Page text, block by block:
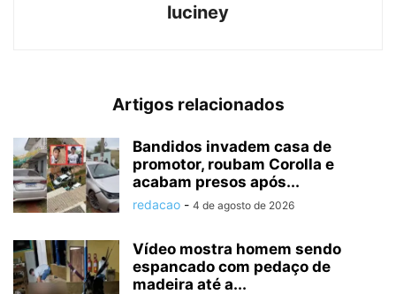
luciney
Artigos relacionados
Bandidos invadem casa de
promotor, roubam Corolla e
acabam presos após...
redacao - 4 de agosto de 2026
Vídeo mostra homem sendo
espancado com pedaço de
madeira até a...